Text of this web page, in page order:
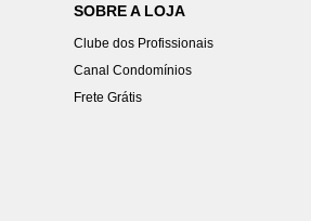
SOBRE A LOJA
Clube dos Profissionais
Canal Condomínios
Frete Grátis